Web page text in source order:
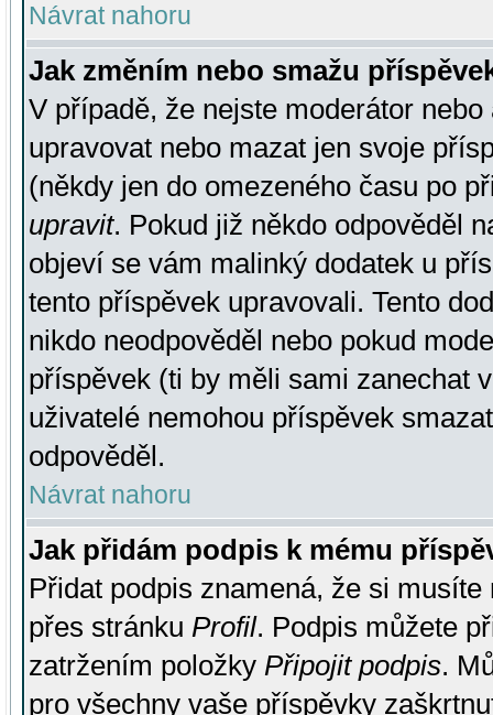
Návrat nahoru
Jak změním nebo smažu
V případě, že nejste moderátor
upravovat nebo mazat jen svoje
(někdy jen do omezeného času po
upravit. Pokud již někdo odpověděl
objeví se vám malinký dodatek u
tento příspěvek upravovali. Tento
nikdo neodpověděl nebo pokud
příspěvek (ti by měli sami zanechat
uživatelé nemohou příspěvek
odpověděl.
Návrat nahoru
Jak přidám podpis k mému
Přidat podpis znamená, že si
přes stránku Profil. Podpis můžete
zatržením položky Připojit podpis.
pro všechny vaše příspěvky